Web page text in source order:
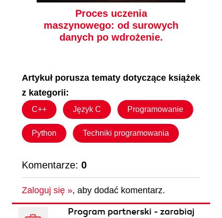
Proces uczenia
maszynowego: od surowych
danych po wdrożenie.
Artykuł porusza tematy dotyczące książek
z kategorii:
C++ Język C Programowanie
Python Techniki programowania
Komentarze: 0
Zaloguj się », aby dodać komentarz.
Program partnerski - zarabiaj